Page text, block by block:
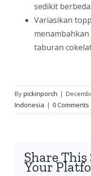
sedikit
Variasikan
taburan
Bypickinporch |
Indonesia | 0 Comments
Share This
Your